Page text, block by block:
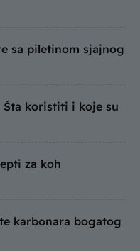
sa piletinom sjajnog
koristiti i koje su
za koh
karbonara bogatog